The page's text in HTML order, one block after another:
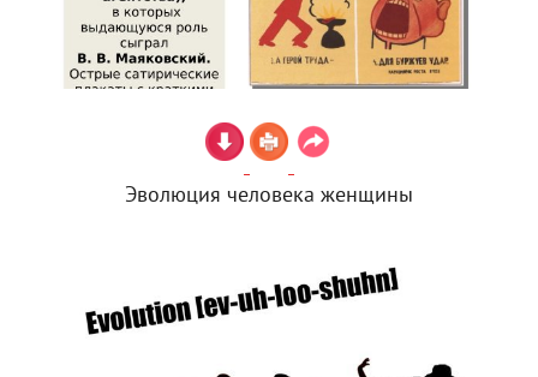
Эволюция человека женщины